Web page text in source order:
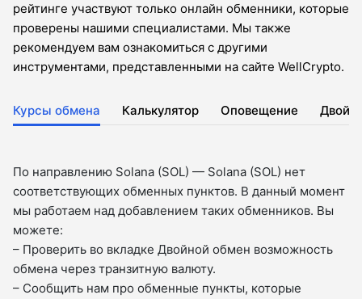
рейтинге участвуют только онлайн обменники, которые
проверены нашими специалистами. Мы также
рекомендуем вам ознакомиться с другими
инструментами, представленными на сайте WellCrypto.
Курсы обмена Калькулятор Оповещение
По направлению Solana (SOL) — Solana (SOL) нет
соответствующих обменных пунктов. В данный момент
мы работаем над добавлением таких обменников. Вы
можете:
– Проверить во вкладкe Двойной обмен возможность
обмена через транзитную валюту.
– Сообщить нам про обменные пункты, которые